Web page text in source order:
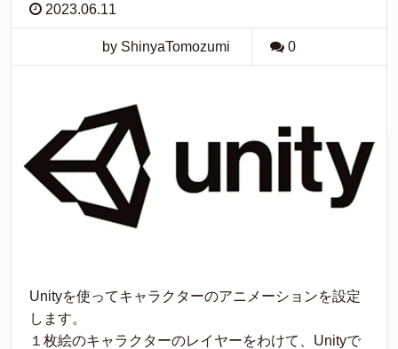
2023.06.11
by ShinyaTomozumi 0
Unityを使ってキャラクターのアニメーションを設定
します。
１枚絵のキャラクターのレイヤーをわけて、Unityで